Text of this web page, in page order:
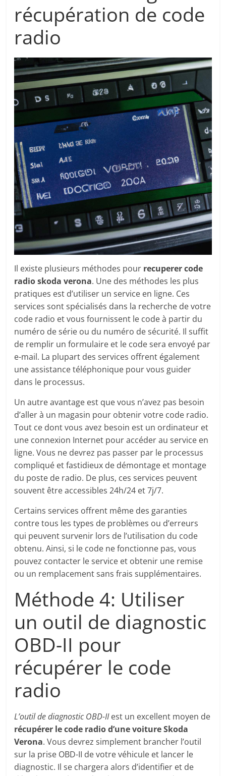
récupération de code
radio
Il existe plusieurs méthodes pour recuperer code
radio skoda verona. Une des méthodes les plus
pratiques est d’utiliser un service en ligne. Ces
services sont spécialisés dans la recherche de votre
code radio et vous fournissent le code à partir du
numéro de série ou du numéro de sécurité. Il suffit
de remplir un formulaire et le code sera envoyé par
e-mail. La plupart des services offrent également
une assistance téléphonique pour vous guider
dans le processus.
Un autre avantage est que vous n’avez pas besoin
d’aller à un magasin pour obtenir votre code radio.
Tout ce dont vous avez besoin est un ordinateur et
une connexion Internet pour accéder au service en
ligne. Vous ne devrez pas passer par le processus
compliqué et fastidieux de démontage et montage
du poste de radio. De plus, ces services peuvent
souvent être accessibles 24h/24 et 7j/7.
Certains services offrent même des garanties
contre tous les types de problèmes ou d’erreurs
qui peuvent survenir lors de l’utilisation du code
obtenu. Ainsi, si le code ne fonctionne pas, vous
pouvez contacter le service et obtenir une remise
ou un remplacement sans frais supplémentaires.
Méthode 4: Utiliser
un outil de diagnostic
OBD-II pour
récupérer le code
radio
L’outil de diagnostic OBD-IIest un excellent moyen de
récupérer le code radio d’une voiture Skoda
Verona. Vous devrez simplement brancher l’outil
sur la prise OBD-II de votre véhicule et lancer le
diagnostic. Il se chargera alors d’identifier et de